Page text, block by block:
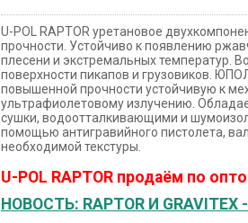
U-POL RAPTOR уретановое
прочности. Устойчиво к появлению
плесени и экстремальных температур.
поверхности пикапов и грузовиков.
повышенной прочности устойчивую к
ультрафиолетовому излучению.
сушки, водоотталкивающими и
помощью антигравийного пистолета,
необходимой текстуры.
U-POL RAPTOR продаём по
НОВОСТЬ: RAPTOR И GRAVITEX